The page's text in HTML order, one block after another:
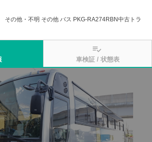
その他・不明 その他 バス PKG-RA274RBN中古トラ
playlist_add_check
車検証 / 状態表